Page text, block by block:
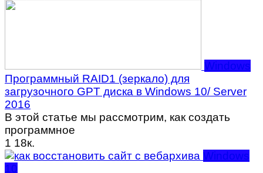
Windows
Программный RAID1 (зеркало) для
загрузочного GPT диска в Windows 10/ Server
2016
В этой статье мы рассмотрим, как создать
программное
1 18к.
Windows
10